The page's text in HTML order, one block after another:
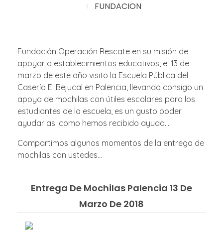
FUNDACION
Fundación Operación Rescate en su misión de
apoyar a establecimientos educativos, el 13 de
marzo de este año visito la Escuela Pública del
Caserío El Bejucal en Palencia, llevando consigo un
apoyo de mochilas con útiles escolares para los
estudiantes de la escuela, es un gusto poder
ayudar asi como hemos recibido ayuda…
Compartimos algunos momentos de la entrega de
mochilas con ustedes…
Entrega De Mochilas Palencia 13 De
Marzo De 2018